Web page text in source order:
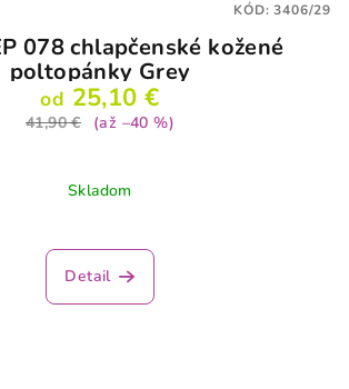
078 chlapčenské kožené
poltopánky Grey
od 25,10 €
41,90 €
(až –40 %)
Skladom
Detail
KÓD:3406/29